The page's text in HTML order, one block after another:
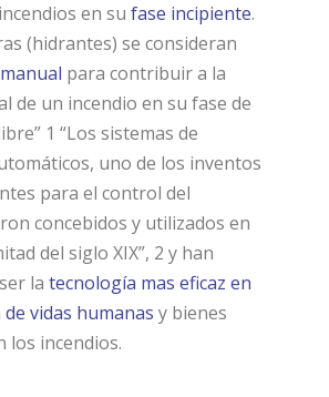
en su fase incipiente.
(hidrantes) se consideran
para contribuir a la
de un incendio en su fase de
1 “Los sistemas de
uno de los inventos
para el control del
concebidos y utilizados en
del siglo XIX”, 2 y han
la tecnología mas eficaz en
vidas humanas y bienes
los incendios.